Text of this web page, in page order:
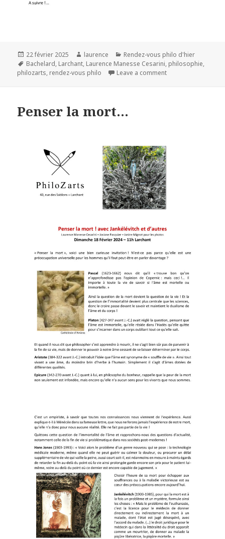
Publié
le
22 février 2025 Auteur
laurence Catégories
Rendez-vous philo d'hier
Mots-
clés
Bachelard, Larchant, Laurence Manesse Cesarini, philosophie,
philozarts, rendez-vous philo Leave a comment
Penser la mort…